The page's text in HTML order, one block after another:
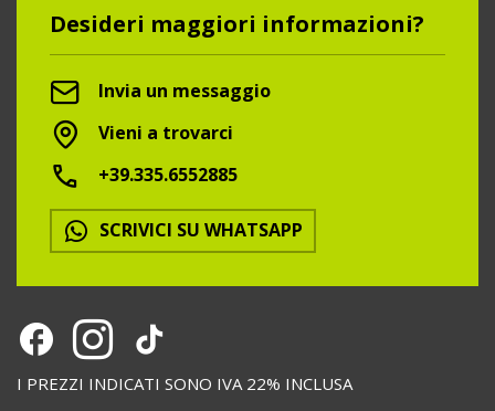
Desideri maggiori informazioni?
Invia un messaggio
Vieni a trovarci
+39.335.6552885
SCRIVICI SU WHATSAPP
I PREZZI INDICATI SONO IVA 22% INCLUSA